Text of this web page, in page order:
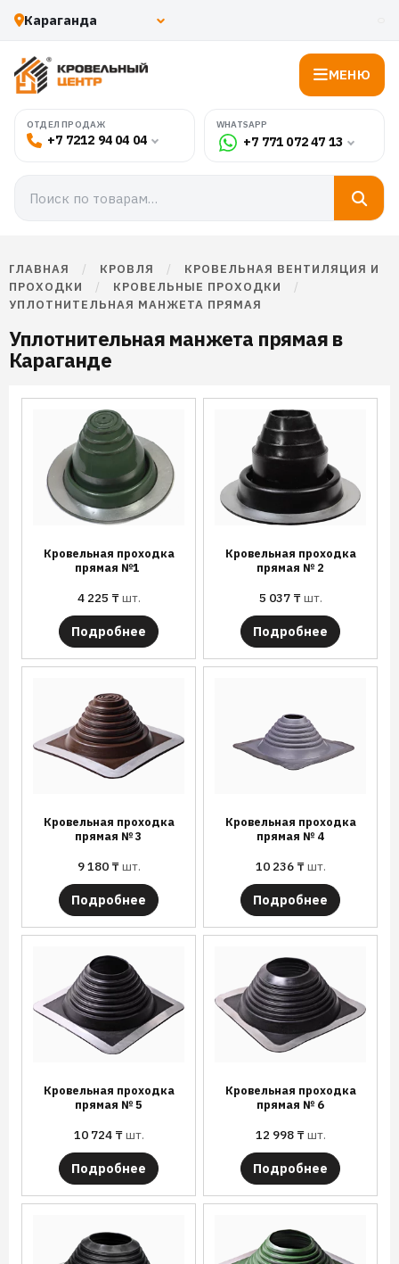
МЕНЮ
ОТДЕЛ ПРОДАЖ
+7 7212 94 04 04
WHATSAPP
+7 771 072 47 13
ГЛАВНАЯ / КРОВЛЯ /
КРОВЕЛЬНАЯ ВЕНТИЛЯЦИЯ И
ПРОХОДКИ
/ КРОВЕЛЬНЫЕ ПРОХОДКИ
/
УПЛОТНИТЕЛЬНАЯ МАНЖЕТА ПРЯМАЯ
Уплотнительная манжета прямая в
Караганде
Кровельная проходка
прямая №1
4 225 ₸шт.
Подробнее
Кровельная проходка
прямая № 2
5 037 ₸шт.
Подробнее
Кровельная проходка
прямая № 3
9 180 ₸шт.
Подробнее
Кровельная проходка
прямая № 4
10 236 ₸шт.
Подробнее
Кровельная проходка
прямая № 5
10 724 ₸шт.
Подробнее
Кровельная проходка
прямая № 6
12 998 ₸шт.
Подробнее